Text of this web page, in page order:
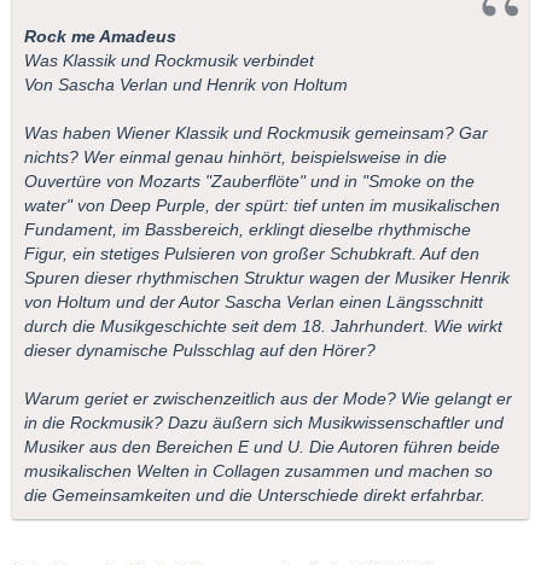
Rock me Amadeus
Was Klassik und Rockmusik verbindet
Von Sascha Verlan und Henrik von Holtum
Was haben Wiener Klassik und Rockmusik gemeinsam? Gar
nichts? Wer einmal genau hinhört, beispielsweise in die
Ouvertüre von Mozarts "Zauberflöte" und in "Smoke on the
water" von Deep Purple, der spürt: tief unten im musikalischen
Fundament, im Bassbereich, erklingt dieselbe rhythmische
Figur, ein stetiges Pulsieren von großer Schubkraft. Auf den
Spuren dieser rhythmischen Struktur wagen der Musiker Henrik
von Holtum und der Autor Sascha Verlan einen Längsschnitt
durch die Musikgeschichte seit dem 18. Jahrhundert. Wie wirkt
dieser dynamische Pulsschlag auf den Hörer?
Warum geriet er zwischenzeitlich aus der Mode? Wie gelangt er
in die Rockmusik? Dazu äußern sich Musikwissenschaftler und
Musiker aus den Bereichen E und U. Die Autoren führen beide
musikalischen Welten in Collagen zusammen und machen so
die Gemeinsamkeiten und die Unterschiede direkt erfahrbar.